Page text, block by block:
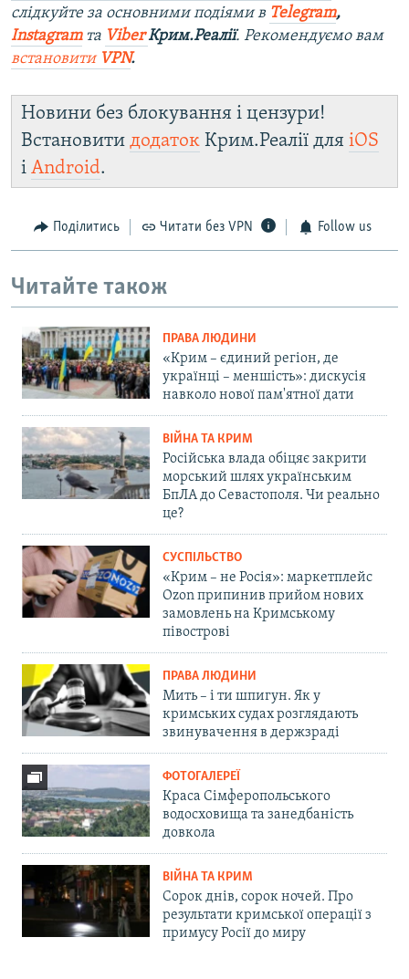
слідкуйте за основними подіями в Telegram,
Instagramта ViberКрим.Реалії. Рекомендуємо вам
встановити VPN.
Новини без блокування і цензури!
Встановити додаток Крим.Реалії для iOS
і Android.
Поділитись Читати без VPN Follow us
Читайте також
ПРАВА ЛЮДИНИ
«Крим – єдиний регіон, де
українці – меншість»: дискусія
навколо нової пам'ятної дати
ВІЙНА ТА КРИМ
Російська влада обіцяє закрити
морський шлях українським
БпЛА до Севастополя. Чи реально
це?
СУСПІЛЬСТВО
«Крим – не Росія»: маркетплейс
Ozon припинив прийом нових
замовлень на Кримському
півострові
ПРАВА ЛЮДИНИ
Мить – і ти шпигун. Як у
кримських судах розглядають
звинувачення в держзраді
ФОТОГАЛЕРЕЇ
Краса Сімферопольського
водосховища та занедбаність
довкола
ВІЙНА ТА КРИМ
Сорок днів, сорок ночей. Про
результати кримської операції з
примусу Росії до миру